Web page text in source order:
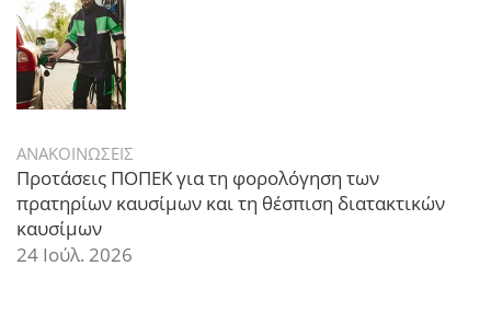
ΑΝΑΚΟΙΝΩΣΕΙΣ
Προτάσεις ΠΟΠΕΚ για τη φορολόγηση των
πρατηρίων καυσίμων και τη θέσπιση διατακτικών
καυσίμων
24 Ιούλ. 2026